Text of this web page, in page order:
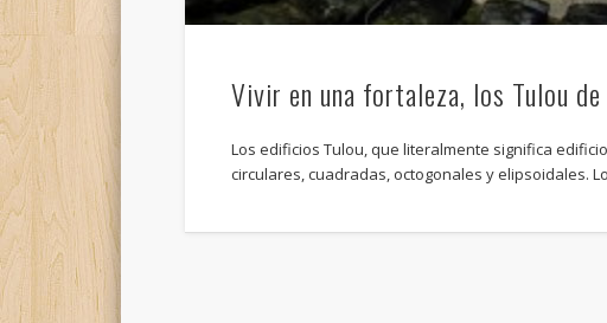
Vivir en una fortaleza, los Tulou de
Los edificios Tulou, que literalmente significa
circulares, cuadradas, octogonales y elipsoidales.